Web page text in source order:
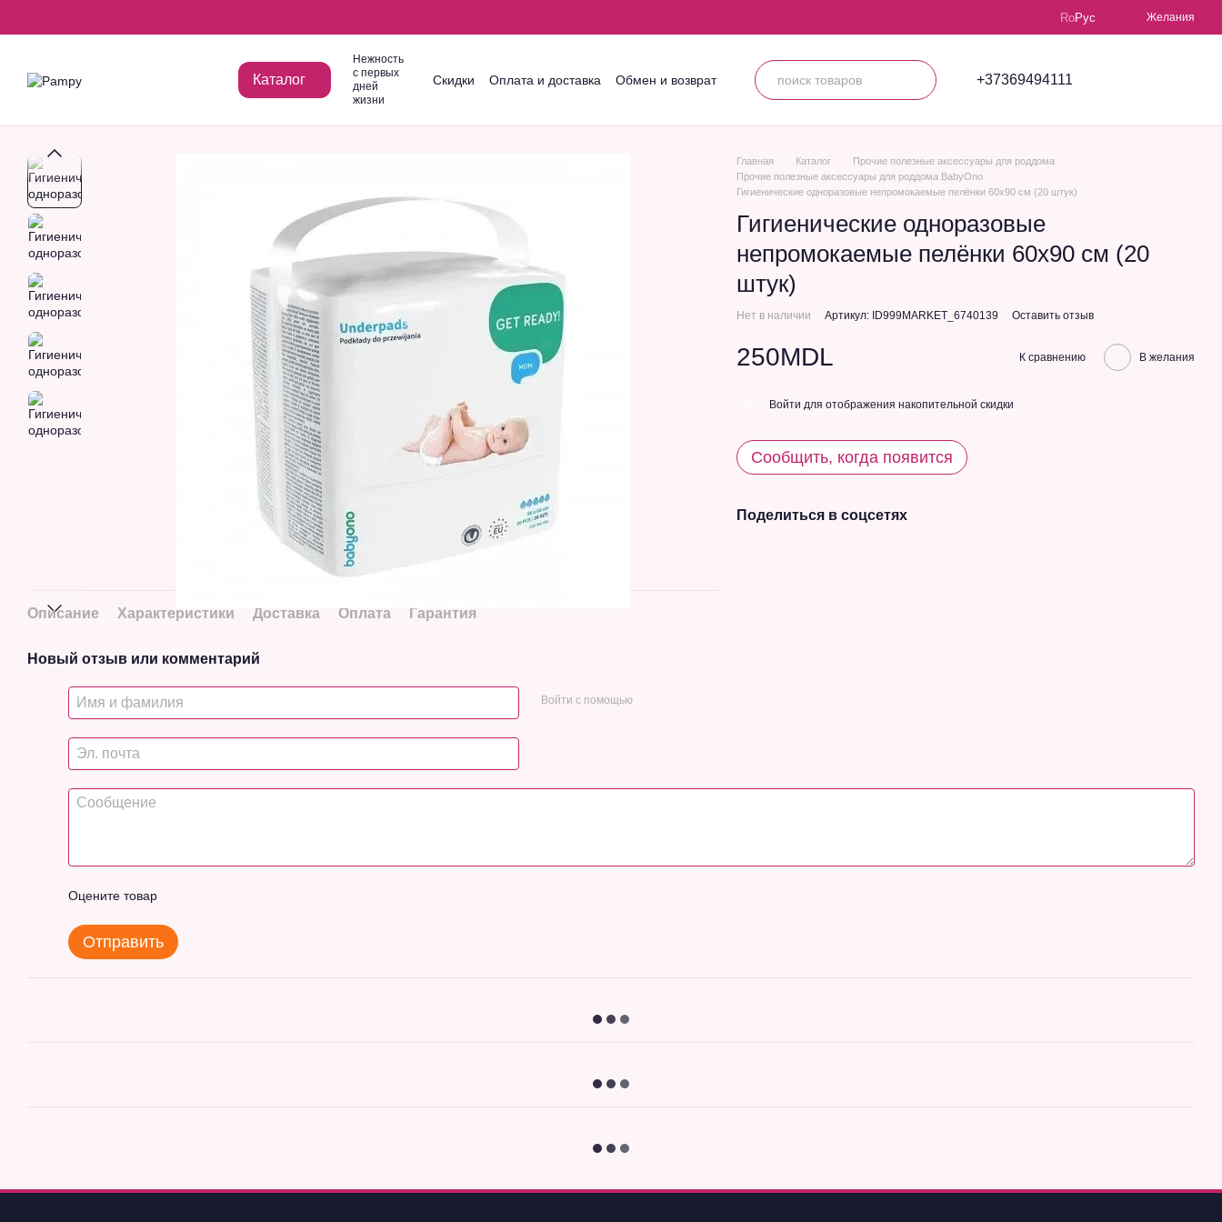
RoРус Желания
Каталог
Нежность
с первых
дней
жизни
Скидки Оплата и доставка
Обмен и возврат
+37369494111
Описание Характеристики Доставка Оплата Гарантия
Главная Каталог
Прочие полезные аксессуары для роддома
Прочие полезные аксессуары для роддома BabyOno
Гигиенические одноразовые непромокаемые пелёнки 60х90 см (20 штук)
Гигиенические одноразовые
непромокаемые пелёнки 60х90 см (20
штук)
Нет в наличии Артикул: ID999MARKET_6740139 Оставить отзыв
250MDL К сравнению В желания
Войти для отображения накопительной скидки
Сообщить, когда появится
Поделиться в соцсетях
Новый отзыв или комментарий
Войти с помощью
Оцените товар
Отправить